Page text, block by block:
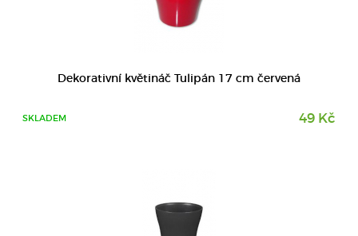
Dekorativní květináč Tulipán 17 cm červená
SKLADEM 49 Kč